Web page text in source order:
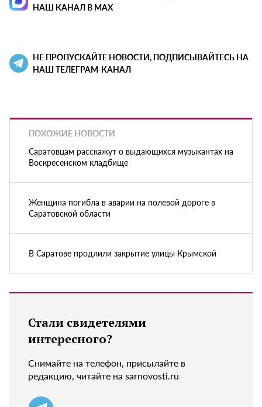
НАШ КАНАЛ В MAX
НЕ ПРОПУСКАЙТЕ НОВОСТИ, ПОДПИСЫВАЙТЕСЬ НА
НАШ ТЕЛЕГРАМ-КАНАЛ
ПОХОЖИЕ НОВОСТИ
Саратовцам расскажут о выдающихся музыкантах на
Воскресенском кладбище
Женщина погибла в аварии на полевой дороге в
Саратовской области
В Саратове продлили закрытие улицы Крымской
Стали свидетелями
интересного?
Снимайте на телефон, присылайте в
редакцию, читайте на sarnovosti.ru